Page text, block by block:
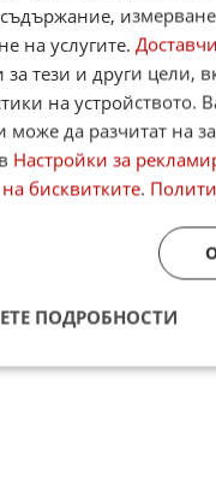
източник в
на услугите.
за тези и други цели,
на устройството.
може да разчитат на
Настройки за
бисквитките.
ПОДРОБНОСТИ